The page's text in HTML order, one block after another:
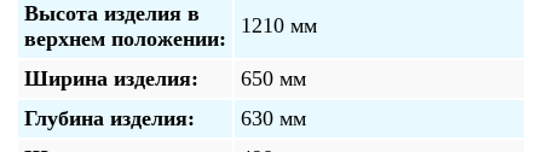
Высота изделия в
верхнем положении:
1210 мм
Ширина изделия:
650 мм
Глубина изделия:
630 мм